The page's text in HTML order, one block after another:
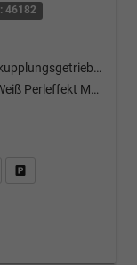
46182
Doppelkupplungsgetriebe (DSG)
Moon-Weiß Perleffekt Metallic
Angebot anfordern
Datei, Fahrzeugexposé